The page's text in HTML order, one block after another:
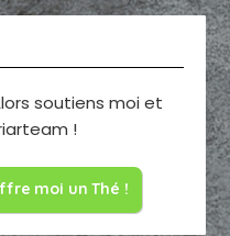
soutiens moi et
!
moi un Thé !